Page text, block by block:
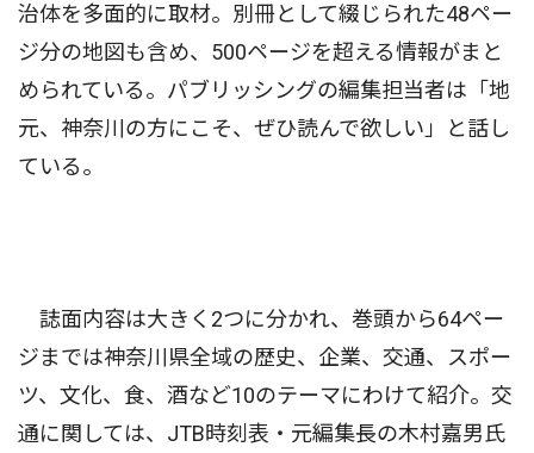
治体を多面的に取材。別冊として綴じられた48ペー
ジ分の地図も含め、500ページを超える情報がまと
められている。パブリッシングの編集担当者は「地
元、神奈川の方にこそ、ぜひ読んで欲しい」と話し
ている。
誌面内容は大きく2つに分かれ、巻頭から64ペー
ジまでは神奈川県全域の歴史、企業、交通、スポー
ツ、文化、食、酒など10のテーマにわけて紹介。交
通に関しては、JTB時刻表・元編集長の木村嘉男氏